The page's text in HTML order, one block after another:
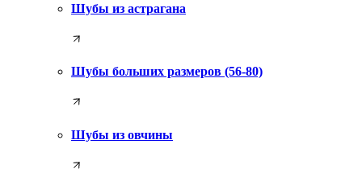
Шубы из астрагана
Шубы больших размеров (56-80)
Шубы из овчины